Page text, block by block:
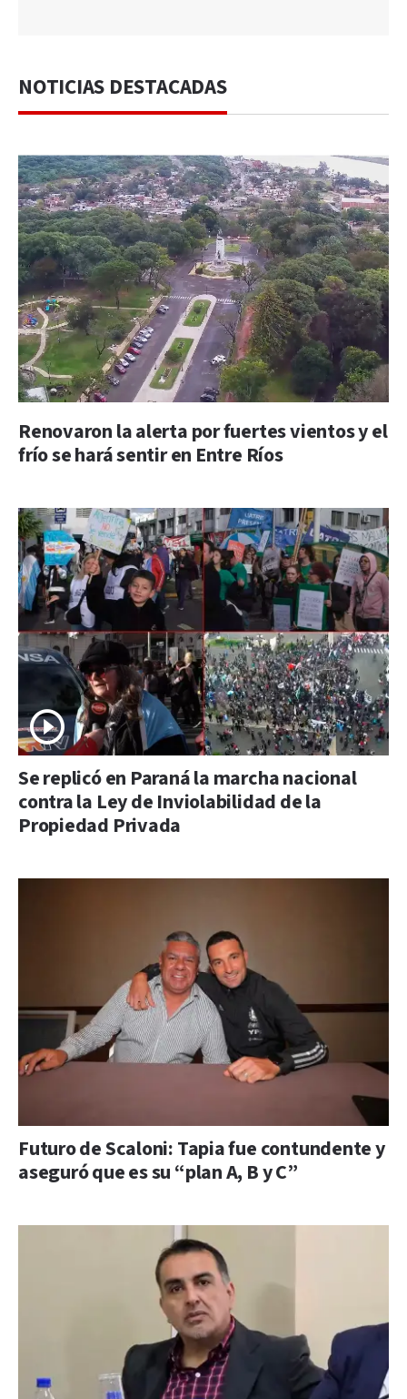
NOTICIAS DESTACADAS
Renovaron la alerta por fuertes vientos y el
frío se hará sentir en Entre Ríos
Se replicó en Paraná la marcha nacional
contra la Ley de Inviolabilidad de la
Propiedad Privada
Futuro de Scaloni: Tapia fue contundente y
aseguró que es su “plan A, B y C”